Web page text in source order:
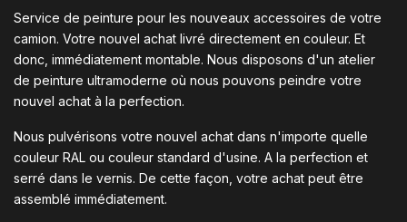
Service de peinture pour les nouveaux accessoires de votre
camion. Votre nouvel achat livré directement en couleur. Et
donc, immédiatement montable. Nous disposons d'un atelier
de peinture ultramoderne où nous pouvons peindre votre
nouvel achat à la perfection.
Nous pulvérisons votre nouvel achat dans n'importe quelle
couleur RAL ou couleur standard d'usine. A la perfection et
serré dans le vernis. De cette façon, votre achat peut être
assemblé immédiatement.